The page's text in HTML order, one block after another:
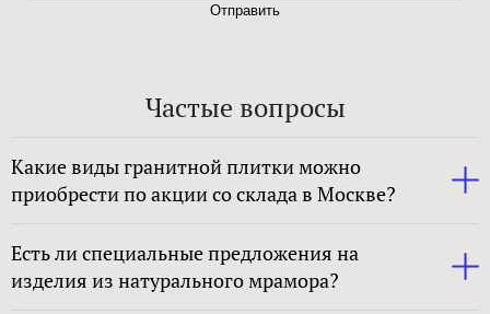
Отправить
Частые вопросы
Какие виды гранитной плитки можно
приобрести по акции со склада в Москве?
Есть ли специальные предложения на
изделия из натурального мрамора?